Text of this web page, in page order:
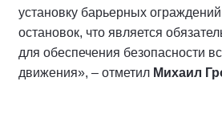
установку барьерных
остановок, что является
для обеспечения безопасности
движения», – отметил Михаил